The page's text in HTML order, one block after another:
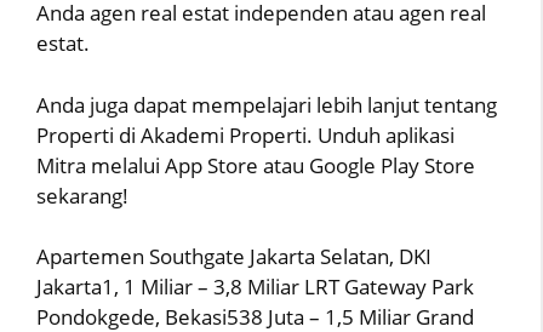
Anda agen real estat independen atau agen real
estat.
Anda juga dapat mempelajari lebih lanjut tentang
Properti di Akademi Properti. Unduh aplikasi
Mitra melalui App Store atau Google Play Store
sekarang!
Apartemen Southgate Jakarta Selatan, DKI
Jakarta1, 1 Miliar – 3,8 Miliar LRT Gateway Park
Pondokgede, Bekasi538 Juta – 1,5 Miliar Grand